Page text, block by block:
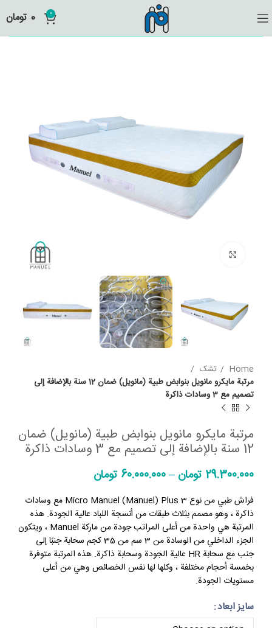
0
0 تومان
Home
تشک
مرتبة مايكرو مانويل بنوابض طبية (مانويل) ضمان 12 سنة بالإضافة إلى
تصميم مع 3 وسادات ذاكرة
مرتبة مايكرو مانويل بنوابض طبية (مانويل) ضمان
12 سنة بالإضافة إلى تصميم مع 3 وسادات ذاكرة
29.300.000 تومان –
60.000.000 تومان
فراش طبي من نوع Micro Manuel (Manuel) Plus 3 مع وسادات
ذاكرة ، وهو مصمم بثلاث طبقات من أنسجة اللباد عالية الجودة. هذه
المرتبة هي واحدة من أعلى المراتب جودة من ماركة Manuel ، ويتكون
الجزء الداخلي من الوسادة من 3 سم من 35 كجم سحابة جنبًا إلى
جنب مع سحابة HR عالية الجودة وسحابة ذاكرة. هذه المرتبة متوفرة
بخمسة أحجام مختلفة ، وكلها لها نفس الخصائص وهي من أعلى
مستويات الجودة.
سایز ابعاد